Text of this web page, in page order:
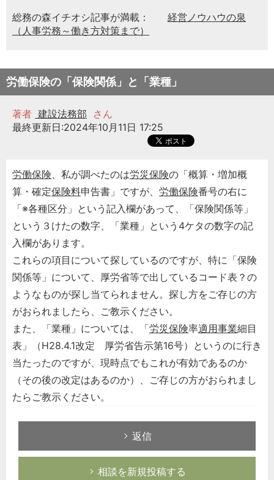
総務の森イチオシ記事が満載：
経営ノウハウの泉
（人事労務～働き方対策まで）
労働保険の「保険関係」と「業種」
著者 建設法務部
さん
最終更新日:2024年10月11日 17:25
労働保険、私が調べたのは労災保険の「概算・増加概
算・確定保険料申告書」ですが、 労働保険番号の右に
「※各種区分」という記入欄があって、「保険関係等」
という３けたの数字、「業種」という4ケタの数字の記
入欄があります。
これらの項目について探しているのですが、特に「保険
関係等」について、厚労省等で出しているコード表？の
ようなものが探し当てられません。探し方をご存じの方
がおられましたら、ご教示ください。
また、「業種」については、「労災保険率適用事業細目
表」（H28.4.1改定 厚労省告示第16号）というのに行き
当たったのですが、現時点でもこれが有効であるのか
（その後の改定はあるのか）、ご存じの方がおられまし
たらご教示ください。
返信
相談を新規投稿する